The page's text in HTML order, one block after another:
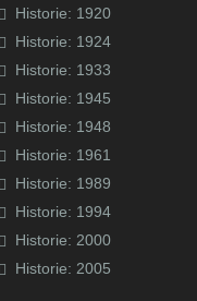
Historie: 1920
Historie: 1924
Historie: 1933
Historie: 1945
Historie: 1948
Historie: 1961
Historie: 1989
Historie: 1994
Historie: 2000
Historie: 2005